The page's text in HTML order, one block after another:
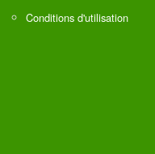
Conditions d'utilisation